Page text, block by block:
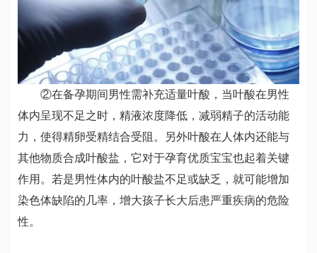
②在备孕期间男性需补充适量叶酸，当叶酸在男性
体内呈现不足之时，精液浓度降低，减弱精子的活动能
力，使得精卵受精结合受阻。另外叶酸在人体内还能与
其他物质合成叶酸盐，它对于孕育优质宝宝也起着关键
作用。若是男性体内的叶酸盐不足或缺乏，就可能增加
染色体缺陷的几率，增大孩子长大后患严重疾病的危险
性。